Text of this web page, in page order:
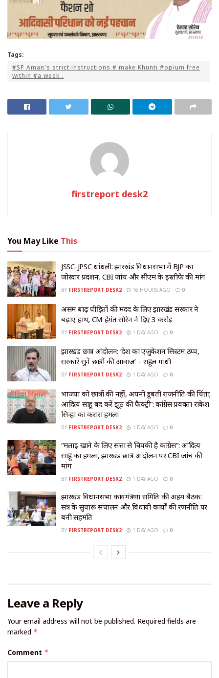
Tags:
#SP Aman's strict instructions # make Khunti #opium free
within #a week .
firstreport desk2
You May Like This
JSSC-JPSC धांधली: झारखंड विधानसभा में BJP का
जोरदार प्रदर्शन, CBI जांच और सीएम के इस्तीफे की मांग
BY FIRSTREPORT DESK2 16 HOURS AGO 0
असम बाढ़ पीड़ितों की मदद के लिए झारखंड सरकार ने
बढ़ाए हाथ, CM हेमंत सोरेन ने दिए ₹3 करोड़
BY FIRSTREPORT DESK2 1 DAY AGO 0
झारखंड छात्र आंदोलन: ‘देश का एजुकेशन सिस्टम ठप्प,
सरकारें सुनें छात्रों की आवाज’ – राहुल गांधी
BY FIRSTREPORT DESK2 1 DAY AGO 0
भाजपा को छात्रों की नहीं, अपनी डूबती राजनीति की चिंता;
आदित्य साहू बंद करें झूठ की फैक्ट्री”: कांग्रेस प्रवक्ता राकेश
सिन्हा का करारा हमला
BY FIRSTREPORT DESK2 1 DAY AGO 0
“मलाई खाने के लिए सत्ता से चिपकी है कांग्रेस”: आदित्य
साहू का हमला, झारखंड छात्र आंदोलन पर CBI जांच की
मांग
BY FIRSTREPORT DESK2 1 DAY AGO 0
झारखंड विधानसभा कार्यमंत्रणा समिति की अहम बैठक:
सत्र के सुचारू संचालन और विधायी कार्यों की रणनीति पर
बनी सहमति
BY FIRSTREPORT DESK2 1 DAY AGO 0
Leave a Reply
Your email address will not be published. Required fields are
marked *
Comment *